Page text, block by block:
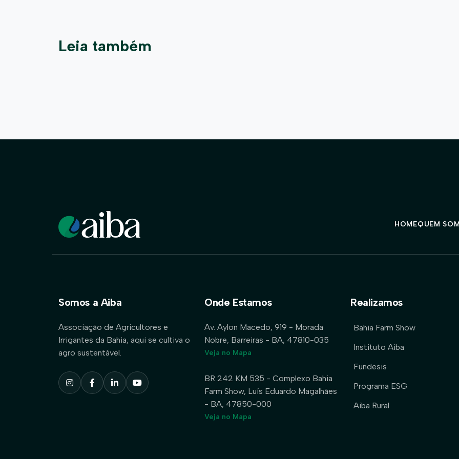
Leia também
HOMEQUEM
Somos a Aiba
Associação de Agricultores e
Irrigantes da Bahia, aqui se cultiva o
agro sustentável.
Onde Estamos
Av. Aylon Macedo, 919 - Morada
Nobre, Barreiras - BA, 47810-035
Veja no Mapa
BR 242 KM 535 - Complexo Bahia
Farm Show, Luís Eduardo Magalhães
- BA, 47850-000
Veja no Mapa
Realizamos
Bahia Farm Show
Instituto Aiba
Fundesis
Programa ESG
Aiba Rural